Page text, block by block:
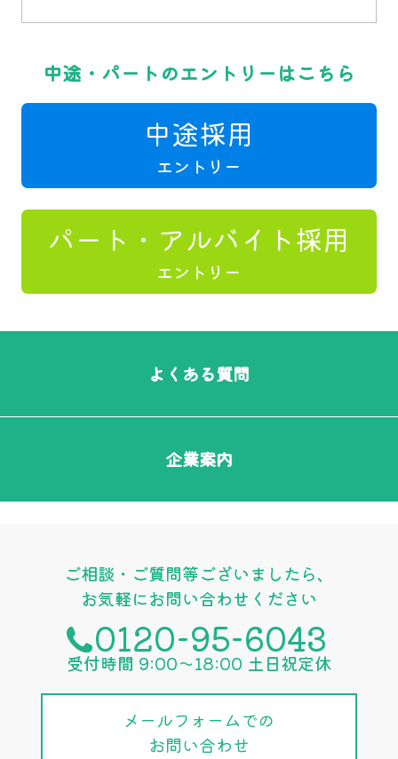
中途・パートのエントリーはこちら
中途採用
エントリー
パート・アルバイト採用
エントリー
よくある質問
企業案内
ご相談・ご質問等ございましたら、
お気軽にお問い合わせください
0120-95-6043
受付時間 9:00〜18:00 土日祝定休
メールフォームでの
お問い合わせ